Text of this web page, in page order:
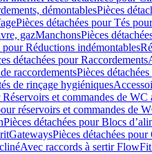
démontablesPièces
Pièces détachées pour Tés
gazManchonsPièces
pour Réductions indémontables
détachées pour Raccordements
raccordementsPièces
de rinçage hygiéniques
Réservoirs et commandes de
réservoirs et commandes de
Pièces détachées pour Blocs
GatewaysPièces détachées
Avec raccords à sertir FlowFit